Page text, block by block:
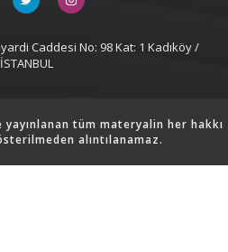
Caddesi No: 98 Kat: 1 Kadıköy /
İSTANBUL
tüm materyalin her hakkı
alıntılanamaz.